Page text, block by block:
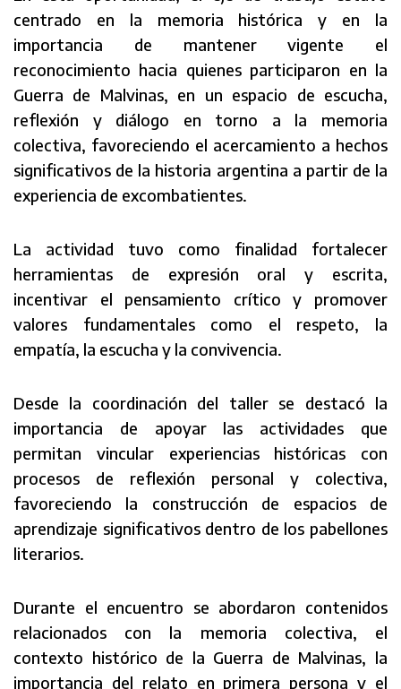
centrado en la memoria histórica y en la
importancia de mantener vigente el
reconocimiento hacia quienes participaron en la
Guerra de Malvinas, en un espacio de escucha,
reflexión y diálogo en torno a la memoria
colectiva, favoreciendo el acercamiento a hechos
significativos de la historia argentina a partir de la
experiencia de excombatientes.
La actividad tuvo como finalidad fortalecer
herramientas de expresión oral y escrita,
incentivar el pensamiento crítico y promover
valores fundamentales como el respeto, la
empatía, la escucha y la convivencia.
Desde la coordinación del taller se destacó la
importancia de apoyar las actividades que
permitan vincular experiencias históricas con
procesos de reflexión personal y colectiva,
favoreciendo la construcción de espacios de
aprendizaje significativos dentro de los pabellones
literarios.
Durante el encuentro se abordaron contenidos
relacionados con la memoria colectiva, el
contexto histórico de la Guerra de Malvinas, la
importancia del relato en primera persona y el